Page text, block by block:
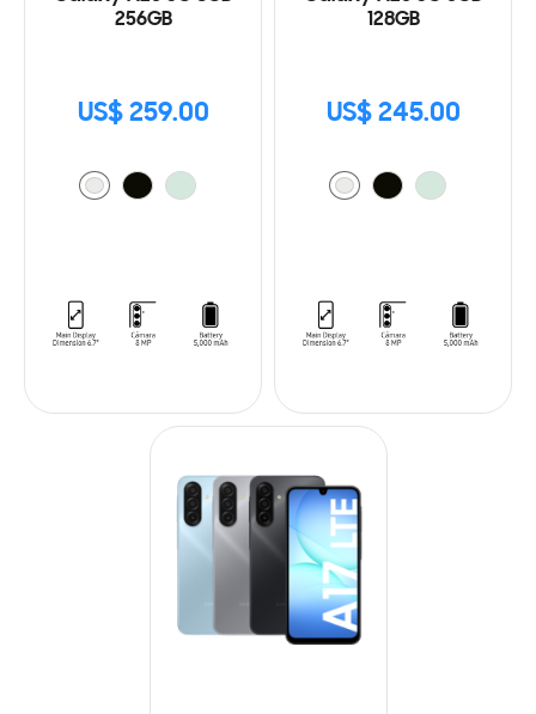
256GB
US$ 259.00
128GB
US$ 245.00